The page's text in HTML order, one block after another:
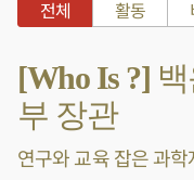
전체 활동
[Who Is ?]
부 장관
연구와 교육 잡은 과